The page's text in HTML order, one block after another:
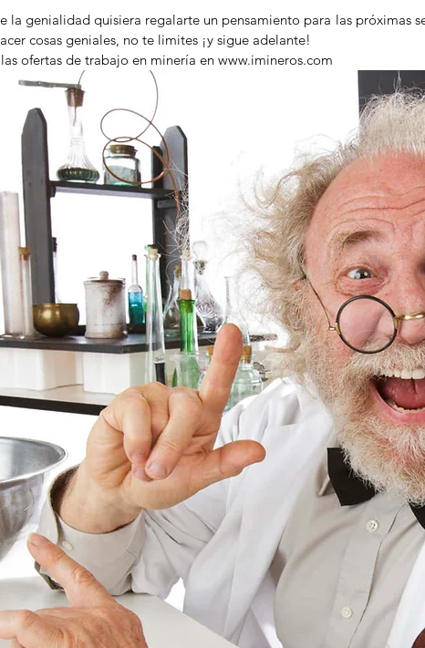
la genialidad quisiera regalarte un pensamiento para las próximas
cosas geniales, no te limites ¡y sigue adelante!
ofertas de trabajo en minería en www.imineros.com